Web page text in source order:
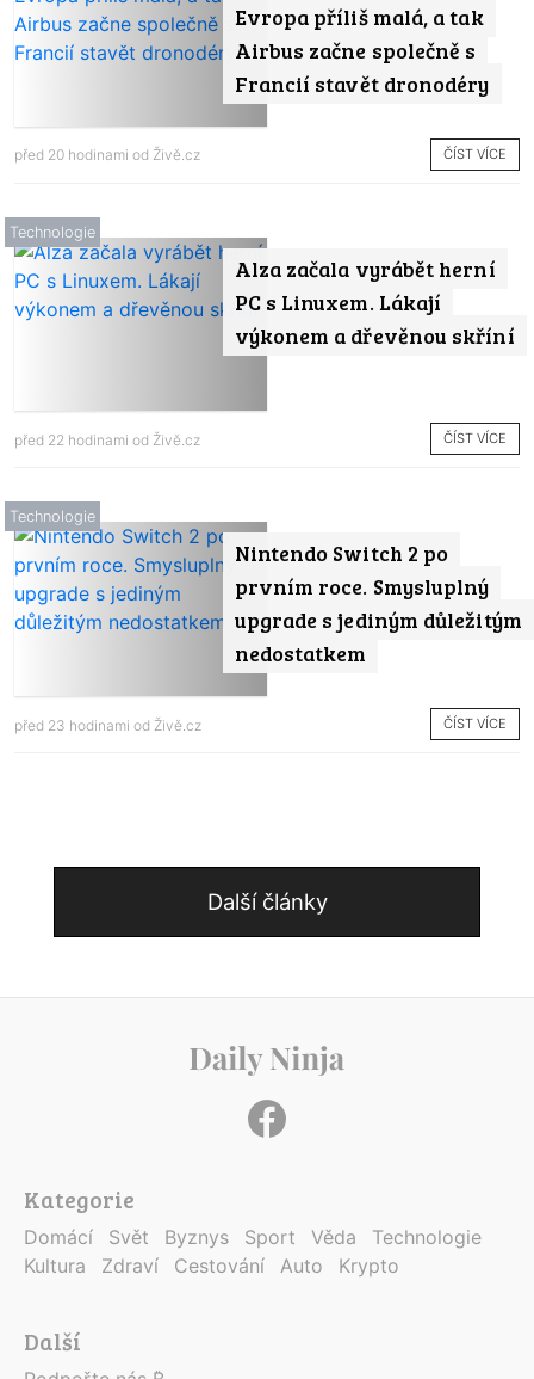
Evropa příliš malá, a tak
Airbus začne společně s
Francií stavět dronodéry
před 20 hodinami od Živě.cz ČÍST VÍCE
Alza začala vyrábět herní
PC s Linuxem. Lákají
výkonem a dřevěnou skříní
Technologie
před 22 hodinami od Živě.cz ČÍST VÍCE
Nintendo Switch 2 po
prvním roce. Smysluplný
upgrade s jediným důležitým
nedostatkem
Technologie
před 23 hodinami od Živě.cz ČÍST VÍCE
Další články
Kategorie
Domácí Svět Byznys Sport Věda
Technologie
Kultura
Zdraví Cestování Auto Krypto
Další